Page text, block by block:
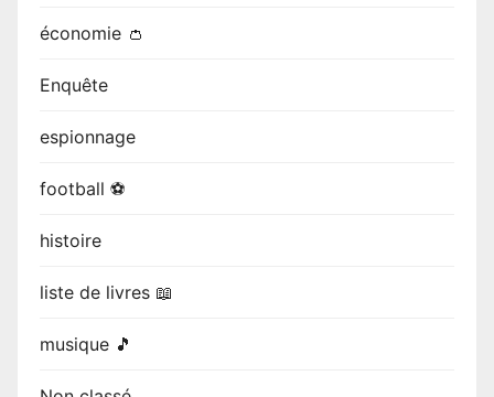
économie 👛
Enquête
espionnage
football ⚽
histoire
liste de livres 📖
musique 🎵